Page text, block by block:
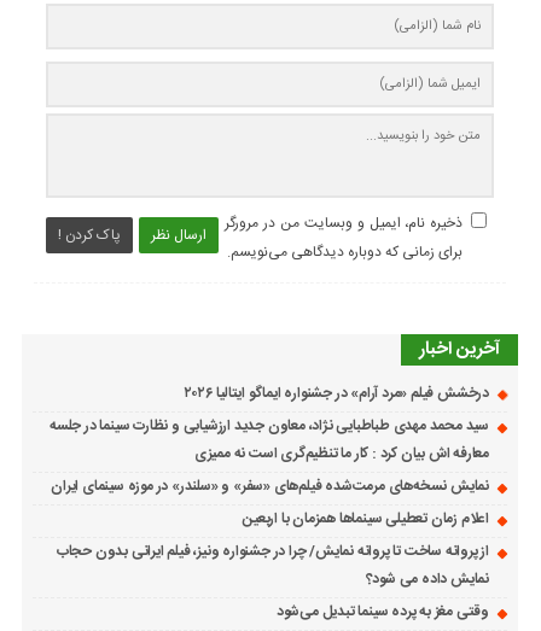
ارسال نظر پاک کردن !
ذخیره نام، ایمیل و وبسایت من در مرورگر
برای زمانی که دوباره دیدگاهی می‌نویسم.
آخرین اخبار
درخشش فیلم «مرد آرام» در جشنواره ایماگو ایتالیا ۲۰۲۶
سید محمد مهدی طباطبایی نژاد، معاون جدید ارزشیابی و نظارت سینما در جلسه
معارفه اش بیان کرد : کار ما تنظیم‌گری است نه ممیزی
نمایش نسخه‌های مرمت‌شده فیلم‌های «سفر» و «سلندر» در موزه سینمای ایران
اعلام زمان تعطیلی سینماها همزمان با اربعین
از پروانه ساخت تا پروانه نمایش/ چرا در جشنواره ونیز، فیلم ایرانی بدون حجاب
نمایش داده می شود؟
وقتی مغز به پرده سینما تبدیل می‌شود